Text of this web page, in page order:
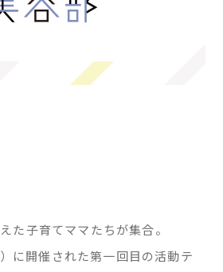
た子育てママたちが集合。
に開催された第一回目の活動テ